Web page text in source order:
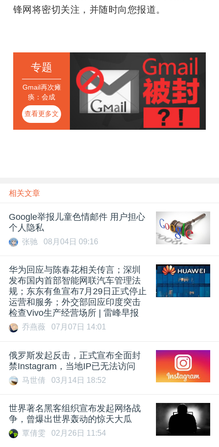
锋网将密切关注，并随时向您报道。
专题
Gmail再次瘫
痪：会成
为“绝唱”么
查看更多文
章
相关文章
Google举报儿童色情邮件 用户担心
个人隐私
张驰 08月04日 09:16
华为回应与陈春花相关传言；深圳
发布国内首部智能网联汽车管理法
规；东东有鱼宣布7月29日正式停止
运营和服务；外交部回应印度突击
检查Vivo生产经营场所 | 雷峰早报
乔燕薇 07月07日 14:01
俄罗斯发起反击，正式宣布全面封
禁Instagram，当地IP已无法访问
马世倩 03月14日 18:52
世界著名黑客组织宣布发起网络战
争，曾爆出世界轰动的惊天大瓜
覃倩雯 02月26日 11:54